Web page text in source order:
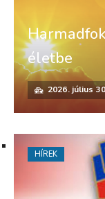
életbe
2026. július
HÍREK